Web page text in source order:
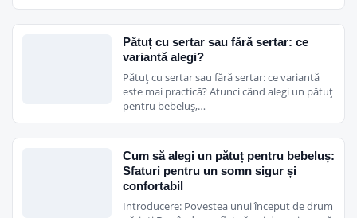
Certificatconform standardului DIN EN 1130:2019 + AC:2020.
Pătuț cu sertar sau fără sertar: ce
variantă alegi?
Pătuț cu sertar sau fără sertar: ce variantă
este mai practică? Atunci când alegi un pătuț
pentru bebeluș,…
Cum să alegi un pătuț pentru bebeluș:
Sfaturi pentru un somn sigur și
confortabil
Introducere: Povestea unui început de drum